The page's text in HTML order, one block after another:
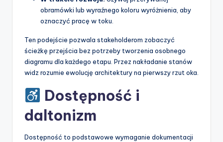
obramówki lub wyraźnego koloru wyróżnienia, aby
oznaczyć pracę w toku.
Ten podejście pozwala stakeholderom zobaczyć
ścieżkę przejścia bez potrzeby tworzenia osobnego
diagramu dla każdego etapu. Przez nakładanie stanów
widz rozumie ewolucję architektury na pierwszy rzut oka.
Dostępność i
daltonizm
Dostępność to podstawowe wymaganie dokumentacji